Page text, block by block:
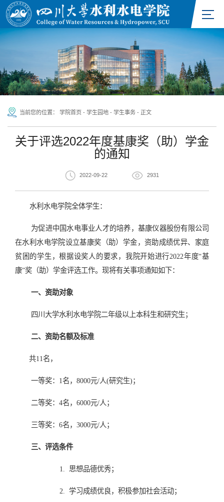
当前您的位置： 学院首页 - 学生园地 - 学生事务 - 正文
关于评选2022年度基康奖（助）学金
的通知
2022-09-22 2931
水利水电学院全体学生：
为促进中国水电事业人才的培养，基康仪器股份有限公司
在水利水电学院设立基康奖（助）学金，资助成绩优异、家庭
贫困的学生，根据设奖人的要求， 我院开始进行2022年度“基
康”奖（助）学金评选工作。现将有关事项通知如下：
一、资助对象
四川大学水利水电学院二年级以上本科生和研究生；
二、资助名额及标准
共11名，
一等奖：1名，8000元/人(研究生)；
二等奖：4名，6000元/人；
三等奖：6名，3000元/人；
三、评选条件
1. 思想品德优秀；
2. 学习成绩优良，积极参加社会活动；